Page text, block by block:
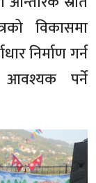
विकासमा
निर्माण गर्न
आवश्यक पर्ने